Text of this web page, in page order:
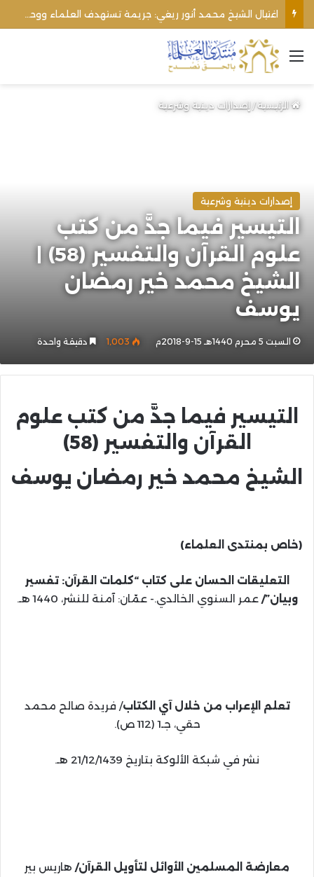
القائمة
الرئيسية/إصدارات دينية وشرعية
إصدارات دينية وشرعية
التيسير فيما جدَّ من كتب
علوم القرآن والتفسير (58) |
الشيخ محمد خير رمضان
يوسف
السبت 5 محرم 1440هـ 15-9-2018م 1٬003 دقيقة واحدة
التيسير فيما جدَّ من كتب علوم
القرآن والتفسير (58)
الشيخ محمد خير رمضان يوسف
(خاص بمنتدى العلماء)
التعليقات الحسان على كتاب “كلمات القرآن: تفسير
وبيان”/عمر السنوي الخالدي.- عمّان: آمنة للنشر، 1440 هـ.
تعلم الإعراب من خلال آي الكتاب/ فريدة صالح محمد
حقي، جـ1 (112 ص).
نشر في شبكة الألوكة بتاريخ 21/12/1439 هـ.
معارضة المسلمين الأوائل لتأويل القرآن/ هاريس بير